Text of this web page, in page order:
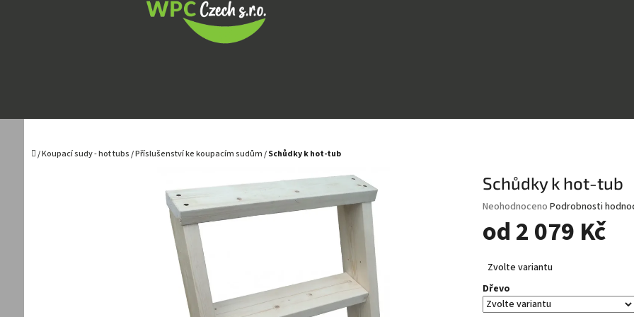
Domů
/Koupací sudy - hot tubs/Příslušenství ke koupacím sudům/ Schůdky k hot-tub
Schůdky k hot-tub
Průměrné
hodnocení
produktu
0,0
5
hvězdiček.
Neohodnoceno Podrobnosti
od2 079 Kč
cena:
Zvolte variantu
Dřevo